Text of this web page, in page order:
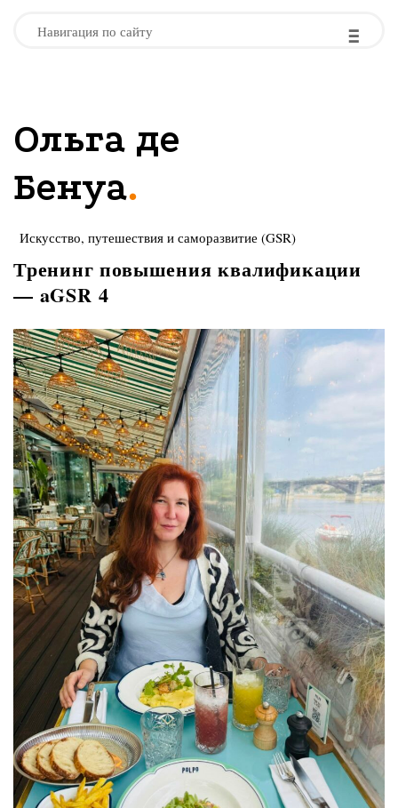
Навигация по сайту -
-
-
Ольга де
Бенуа.
Искусство, путешествия и саморазвитие (GSR)
Тренинг повышения квалификации
— aGSR 4